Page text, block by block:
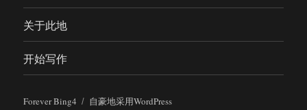
关于此地
开始写作
Forever Bing4 自豪地采用WordPress